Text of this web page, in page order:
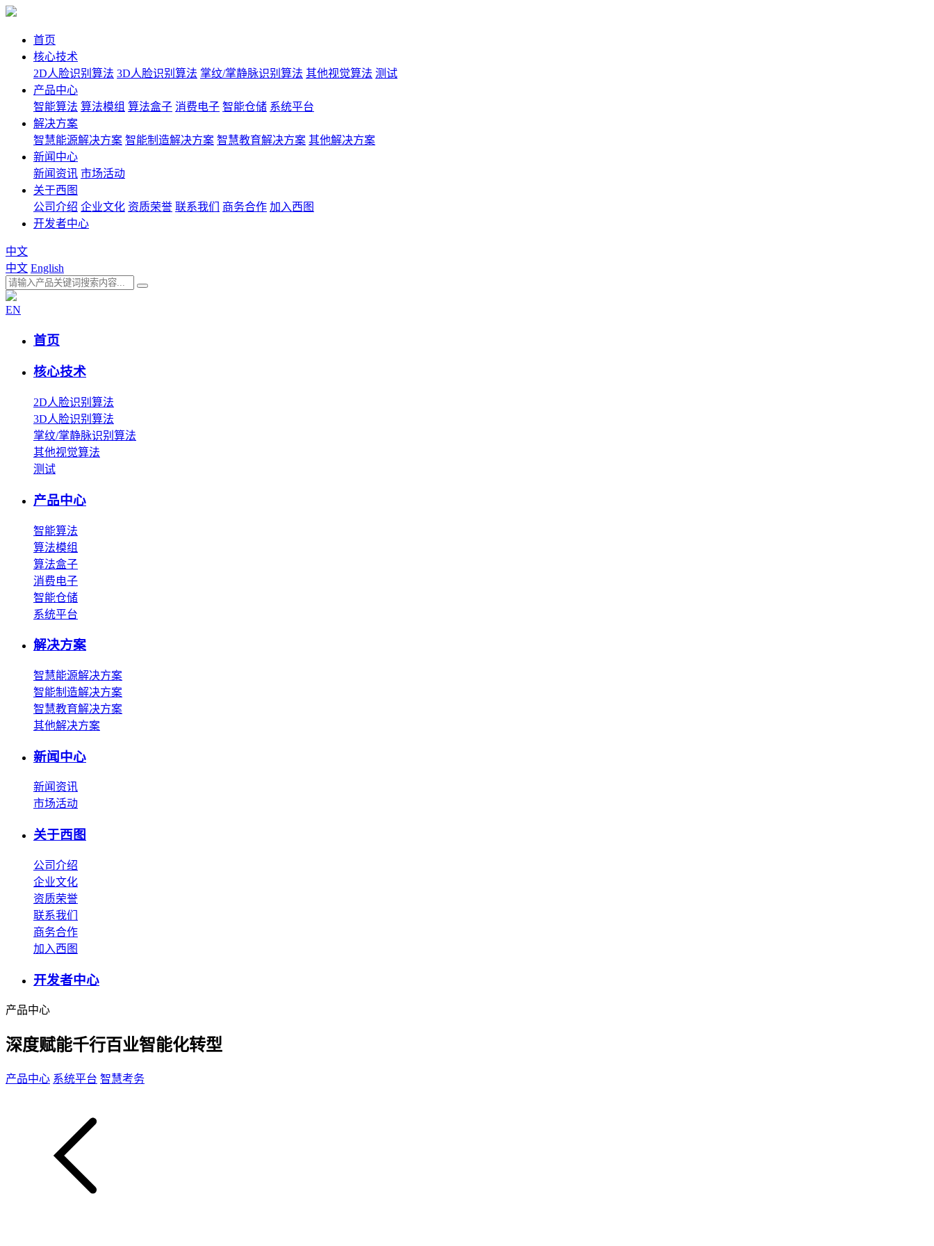
首页
核心技术
2D人脸识别算法 3D人脸识别算法 掌纹/掌静脉识别算法 其他视觉算法 测试
产品中心
智能算法 算法模组 算法盒子 消费电子 智能仓储 系统平台
解决方案
智慧能源解决方案 智能制造解决方案 智慧教育解决方案 其他解决方案
新闻中心
新闻资讯 市场活动
关于西图
公司介绍 企业文化 资质荣誉 联系我们 商务合作 加入西图
开发者中心
中文
中文 English
EN
首页
核心技术
2D人脸识别算法
3D人脸识别算法
掌纹/掌静脉识别算法
其他视觉算法
测试
产品中心
智能算法
算法模组
算法盒子
消费电子
智能仓储
系统平台
解决方案
智慧能源解决方案
智能制造解决方案
智慧教育解决方案
其他解决方案
新闻中心
新闻资讯
市场活动
关于西图
公司介绍
企业文化
资质荣誉
联系我们
商务合作
加入西图
开发者中心
产品中心
深度赋能千行百业智能化转型
产品中心 系统平台 智慧考务